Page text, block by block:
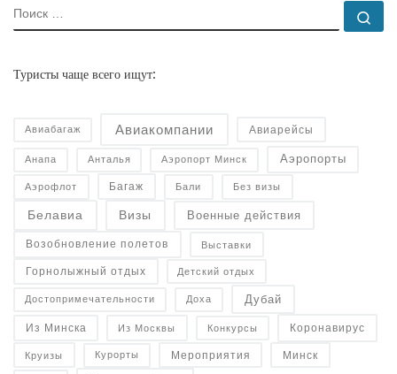
ПОИСК
Туристы чаще всего ищут:
Авиабагаж Авиакомпании Авиарейсы
Анапа Анталья Аэропорт Минск Аэропорты
Аэрофлот Багаж Бали Без визы
Белавиа Визы Военные действия
Возобновление полетов Выставки
Горнолыжный отдых Детский отдых
Достопримечательности Доха Дубай
Из Минска Из Москвы Конкурсы Коронавирус
Круизы Курорты Мероприятия Минск